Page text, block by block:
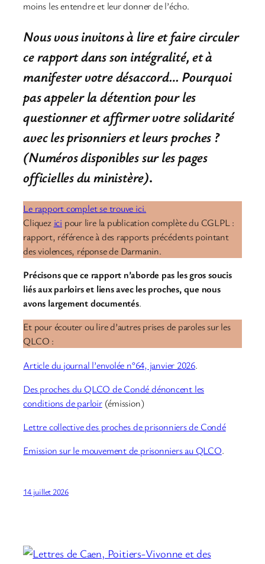
moins les entendre et leur donner de l’écho.
Nous vous invitons à lire et faire circuler
ce rapport dans son intégralité, et à
manifester votre désaccord… Pourquoi
pas appeler la détention pour les
questionner et affirmer votre solidarité
avec les prisonniers et leurs proches ?
(Numéros disponibles sur les pages
officielles du ministère).
Le rapport complet se trouve ici.
Cliquez ici pour lire la publication complète du CGLPL :
rapport, référence à des rapports précédents pointant
des violences, réponse de Darmanin.
Précisons que ce rapport n’aborde pas les gros soucis
liés aux parloirs et liens avec les proches, que nous
avons largement documentés.
Et pour écouter ou lire d’autres prises de paroles sur les
QLCO :
Article du journal l’envolée n°64, janvier 2026.
Des proches du QLCO de Condé dénoncent les
conditions de parloir(émission)
Lettre collective des proches de prisonniers de Condé
Emission sur le mouvement de prisonniers au QLCO.
14 juillet 2026